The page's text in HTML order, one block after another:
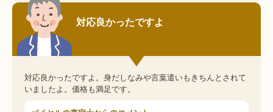
対応良かったですよ
対応良かったですよ。身だしなみや言葉遣いもきちんとされて
いましたよ。価格も満足です。